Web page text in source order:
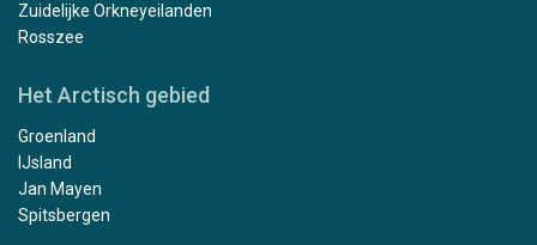
Zuidelijke Orkneyeilanden
Rosszee
Het Arctisch gebied
Groenland
IJsland
Jan Mayen
Spitsbergen